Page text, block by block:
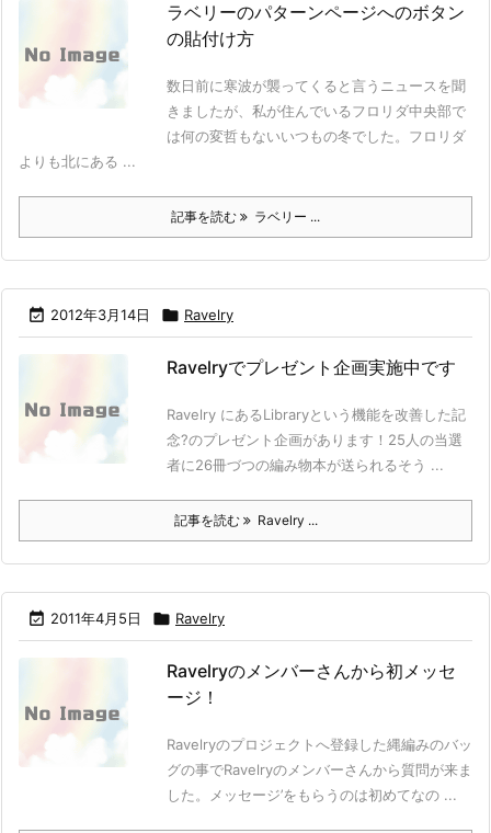
ラベリーのパターンページへのボタン
の貼付け方
数日前に寒波が襲ってくると言うニュースを聞
きましたが、私が住んでいるフロリダ中央部で
は何の変哲もないいつもの冬でした。フロリダ
よりも北にある ...
記事を読む ラベリー ...
 2012年3月14日  Ravelry
Ravelryでプレゼント企画実施中です
Ravelry にあるLibraryという機能を改善した記
念?のプレゼント企画があります！25人の当選
者に26冊づつの編み物本が送られるそう ...
記事を読む Ravelry ...
 2011年4月5日  Ravelry
Ravelryのメンバーさんから初メッセ
ージ！
Ravelryのプロジェクトへ登録した縄編みのバッ
グの事でRavelryのメンバーさんから質問が来ま
した。メッセージ’をもらうのは初めてなの ...